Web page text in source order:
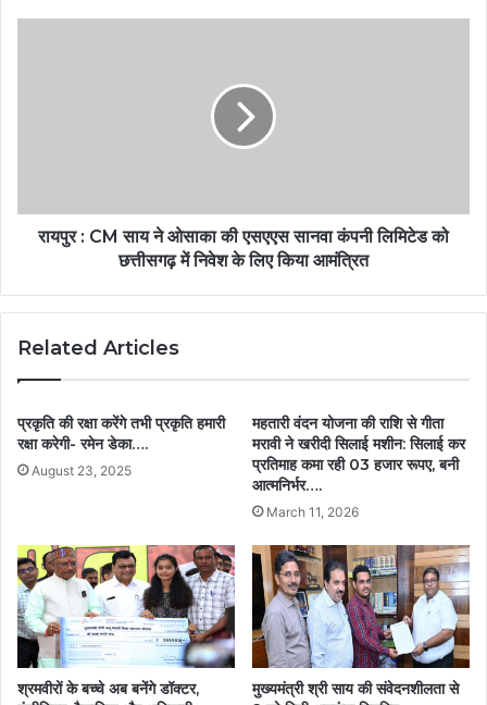
रायपुर : CM साय ने ओसाका की एसएएस सानवा कंपनी लिमिटेड को
छत्तीसगढ़ में निवेश के लिए किया आमंत्रित
Related Articles
प्रकृति की रक्षा करेंगे तभी प्रकृति हमारी
रक्षा करेगी- रमेन डेका….
August 23, 2025
महतारी वंदन योजना की राशि से गीता
मरावी ने खरीदी सिलाई मशीन: सिलाई कर
प्रतिमाह कमा रही 03 हजार रूपए, बनी
आत्मनिर्भर….
March 11, 2026
श्रमवीरों के बच्चे अब बनेंगे डॉक्टर,
मुख्यमंत्री श्री साय की संवेदनशीलता से